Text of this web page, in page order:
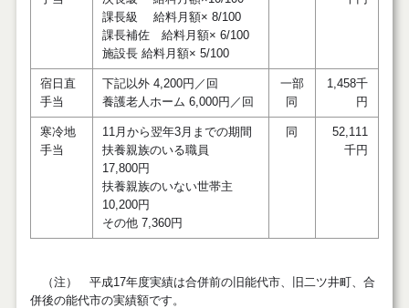
課長級 給料月額× 8/100
課長補佐 給料月額× 6/100
施設長 給料月額× 5/100
宿日直
手当
下記以外 4,200円／回
養護老人ホーム 6,000円／回
一部
同
1,458千
円
寒冷地
手当
11月から翌年3月までの期間
扶養親族のいる職員
17,800円
扶養親族のいない世帯主
10,200円
その他 7,360円
同
52,111
千円
（注） 平成17年度実績は合併前の旧能代市、旧二ツ井町、合
併後の能代市の実績額です。